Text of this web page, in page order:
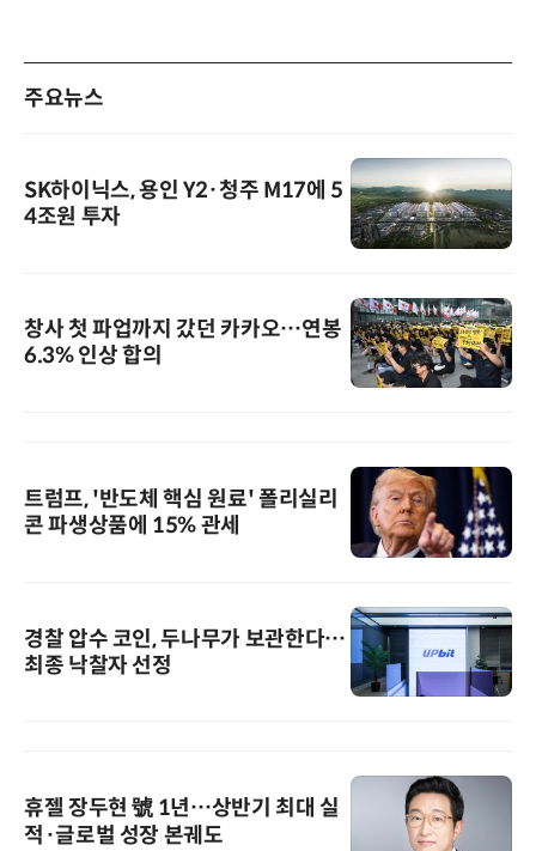
주요뉴스
SK하이닉스, 용인 Y2·청주 M17에 5
4조원 투자
창사 첫 파업까지 갔던 카카오…연봉
6.3% 인상 합의
트럼프, '반도체 핵심 원료' 폴리실리
콘 파생상품에 15% 관세
경찰 압수 코인, 두나무가 보관한다…
최종 낙찰자 선정
휴젤 장두현 號 1년…상반기 최대 실
적·글로벌 성장 본궤도